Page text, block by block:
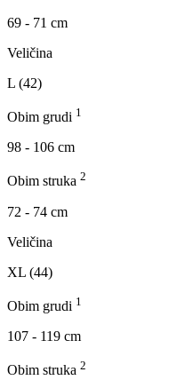
69 - 71 cm
Veličina
L (42)
Obim grudi 1
98 - 106 cm
Obim struka 2
72 - 74 cm
Veličina
XL (44)
Obim grudi 1
107 - 119 cm
Obim struka 2